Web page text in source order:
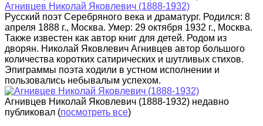
Агнивцев Николай Яковлевич (1888-1932)
Русский поэт Серебряного века и драматург. Родился: 8
апреля 1888 г., Москва. Умер: 29 октября 1932 г., Москва.
Также известен как автор книг для детей. Родом из
дворян. Николай Яковлевич Агнивцев автор большого
количества коротких сатирических и шутливых стихов.
Эпиграммы поэта ходили в устном исполнении и
пользовались небывалым успехом.
Агнивцев Николай Яковлевич (1888-1932) недавно
публиковал (посмотреть все)